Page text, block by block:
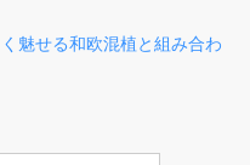
魅せる和欧混植と組み合わ